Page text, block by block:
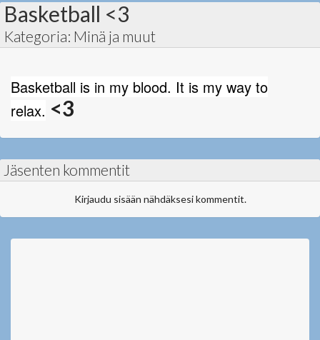
Basketball <3
Kategoria: Minä ja muut
Basketball is in my blood. It is my way to
relax. <3
Jäsenten kommentit
Kirjaudu sisään nähdäksesi kommentit.